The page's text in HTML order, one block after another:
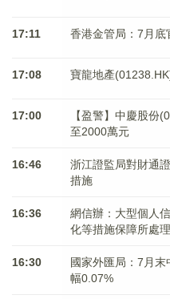
17:11 香港金管局：7月
17:08 寶龍地產
17:00
【盈警】中慶股份
至2000萬元
16:46
浙江證監局對財通
措施
16:36
網信辦：大型個人
化等措施保障所處
16:30
國家外匯局：7月
幅0.07%